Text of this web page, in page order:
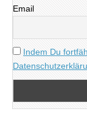
Email
Indem Du